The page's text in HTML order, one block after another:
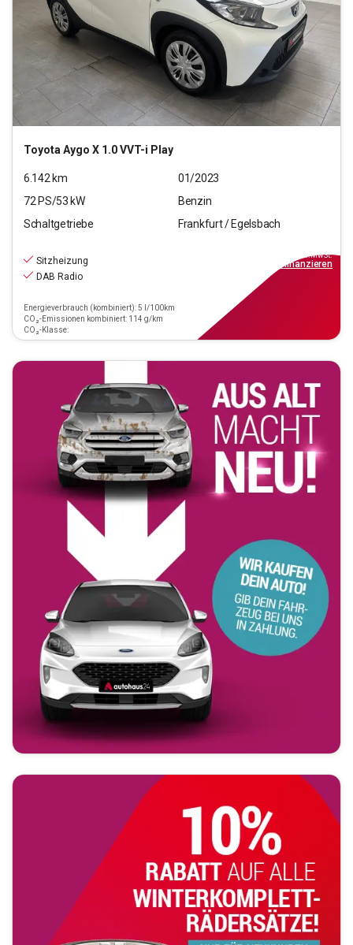
Toyota Aygo X 1.0 VVT-i Play
6.142 km
01/2023
72 PS/53 kW
Benzin
Schaltgetriebe
Frankfurt / Egelsbach
Sitzheizung
DAB Radio
Energieverbrauch (kombiniert): 5 l/100km
CO₂-Emissionen kombiniert: 114 g/km
CO₂-Klasse:
inkl.MwSt.
finanzieren